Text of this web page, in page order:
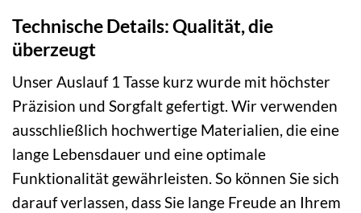
Technische Details: Qualität, die
überzeugt
Unser Auslauf 1 Tasse kurz wurde mit höchster
Präzision und Sorgfalt gefertigt. Wir verwenden
ausschließlich hochwertige Materialien, die eine
lange Lebensdauer und eine optimale
Funktionalität gewährleisten. So können Sie sich
darauf verlassen, dass Sie lange Freude an Ihrem